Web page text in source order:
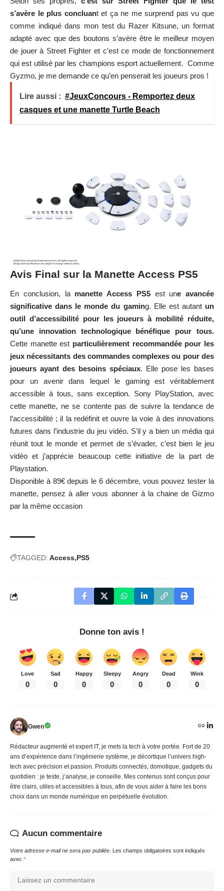
s’avère le plus concluant et ça ne me surprend pas vu que
comme indiqué dans mon test du Razer Kitsune, un format
adapté avec que des boutons s’avère être le meilleur moyen
de jouer à Street Fighter et c’est ce mode de fonctionnement
qui est utilisé par les champions esport actuellement. Comme
Gyzmo, je me demande ce qu’en penserait les joueurs pros !
Lire aussi : #JeuxConcours - Remportez deux
casques et une manette Turtle Beach
Avis Final sur la Manette Access PS5
En conclusion, la manette Access PS5est une avancée
significative dans le monde du gaming. Elle est autantun
outil d’accessibilité pour les joueurs à mobilité réduite,
qu’une innovation technologique bénéfique pour tous.
Cette manette est particulièrement recommandée pour les
jeux nécessitants des commandes complexes ou pour des
joueurs ayant des besoins spéciaux. Elle pose les bases
pour un avenir dans lequel le gaming est véritablement
accessible à tous, sans exception. Sony PlayStation, avec
cette manette, ne se contente pas de suivre la tendance de
l’accessibilité ; il la redéfinit et ouvre la voie à des innovations
futures dans l’industrie du jeu vidéo. S’il y a bien un média qui
réunit tout le monde et permet de s’évader, c’est bien le jeu
vidéo et j’apprécie beaucoup cette initiative de la part de
Playstation.
Disponible à 89€ depuis le 6 décembre, vous pouvez tester la
manette, pensez à aller vous abonner à la chaine de Gizmo
par la même occasion
TAGGED: Access PS5
Donne ton avis !
Love
0
Sad
0
Happy
0
Sleepy
0
Angry
0
Dead
0
Wink
0
Gwen
Rédacteur augmenté et expert IT, je mets la tech à votre portée. Fort de 20
ans d’expérience dans l’ingénierie système, je décortique l’univers high-
tech avec précision et passion. Produits connectés, domotique, gadgets du
quotidien : je teste, j’analyse, je conseille. Mes contenus sont conçus pour
être clairs, utiles et accessibles à tous, afin de vous aider à faire les bons
choix dans un monde numérique en perpétuelle évolution.
Aucun commentaire
Votre adresse e-mail ne sera pas publiée. Les champs obligatoires sont indiqués
avec *